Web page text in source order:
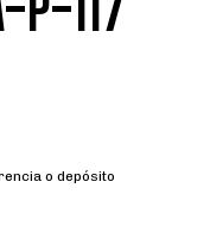
o depósito